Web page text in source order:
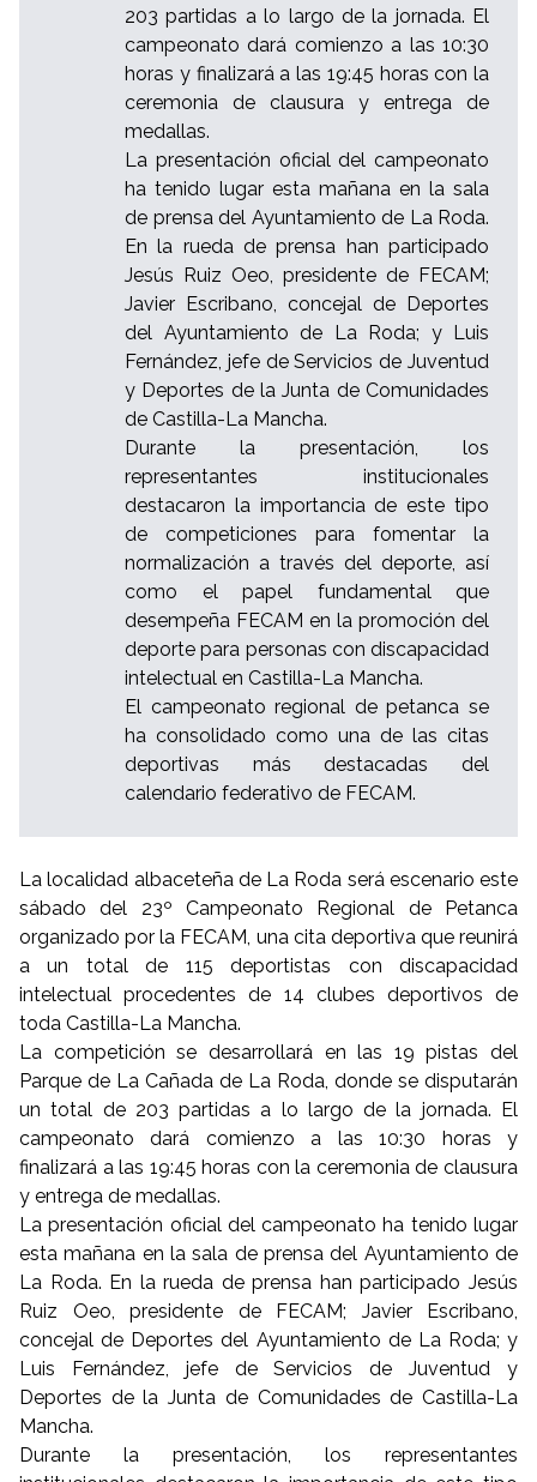
203 partidas a lo largo de la jornada. El
campeonato dará comienzo a las 10:30
horas y finalizará a las 19:45 horas con la
ceremonia de clausura y entrega de
medallas.
La presentación oficial del campeonato
ha tenido lugar esta mañana en la sala
de prensa del Ayuntamiento de La Roda.
En la rueda de prensa han participado
Jesús Ruiz Oeo, presidente de FECAM;
Javier Escribano, concejal de Deportes
del Ayuntamiento de La Roda; y Luis
Fernández, jefe de Servicios de Juventud
y Deportes de la Junta de Comunidades
de Castilla-La Mancha.
Durante la presentación, los
representantes institucionales
destacaron la importancia de este tipo
de competiciones para fomentar la
normalización a través del deporte, así
como el papel fundamental que
desempeña FECAM en la promoción del
deporte para personas con discapacidad
intelectual en Castilla-La Mancha.
El campeonato regional de petanca se
ha consolidado como una de las citas
deportivas más destacadas del
calendario federativo de FECAM.
La localidad albaceteña de La Roda será escenario este
sábado del 23º Campeonato Regional de Petanca
organizado por la FECAM, una cita deportiva que reunirá
a un total de 115 deportistas con discapacidad
intelectual procedentes de 14 clubes deportivos de
toda Castilla-La Mancha.
La competición se desarrollará en las 19 pistas del
Parque de La Cañada de La Roda, donde se disputarán
un total de 203 partidas a lo largo de la jornada. El
campeonato dará comienzo a las 10:30 horas y
finalizará a las 19:45 horas con la ceremonia de clausura
y entrega de medallas.
La presentación oficial del campeonato ha tenido lugar
esta mañana en la sala de prensa del Ayuntamiento de
La Roda. En la rueda de prensa han participado Jesús
Ruiz Oeo, presidente de FECAM; Javier Escribano,
concejal de Deportes del Ayuntamiento de La Roda; y
Luis Fernández, jefe de Servicios de Juventud y
Deportes de la Junta de Comunidades de Castilla-La
Mancha.
Durante la presentación, los representantes